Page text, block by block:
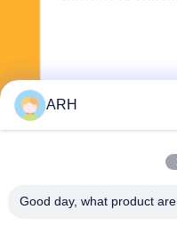
ARH
Good day, what product